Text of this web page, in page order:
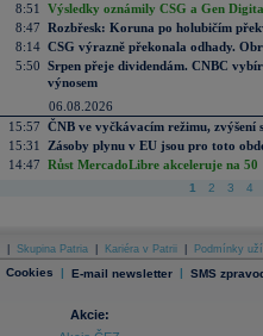
8:51
Výsledky oznámily CSG a Gen
8:47 Rozbřesk: Koruna po holubičím
8:14 CSG výrazně překonala odhady.
5:50 Srpen přeje dividendám. CNBC
výnosem
06.08.2026
15:57 ČNB ve vyčkávacím režimu, zvýšení
15:31
Zásoby plynu v EU jsou pro toto
14:47 Růst MercadoLibre akceleruje na
1 2 3 4
Skupina Patria Kariéra v Patrii Podmínky
Cookies | E-mail newsletter | SMS
Akcie: